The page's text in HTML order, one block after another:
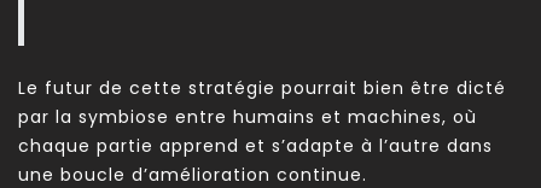
Le futur de cette stratégie pourrait bien être dicté
par la symbiose entre humains et machines, où
chaque partie apprend et s’adapte à l’autre dans
une boucle d’amélioration continue.